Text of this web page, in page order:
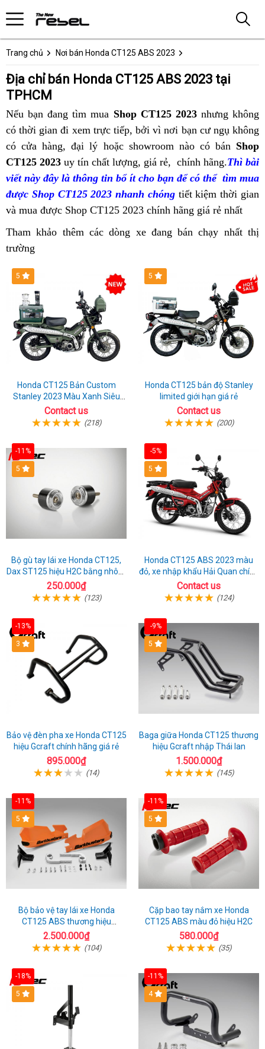
Trang chủ Nơi bán Honda CT125 ABS 2023
Địa chỉ bán Honda CT125 ABS 2023 tại
TPHCM
Nếu bạn đang bảo
hành
tìm mua Shop CT125 2023nhưng không
có thời gian đi xem trực tiếphồ
sơ
, bởi vì honda
CT125
tại
Việt
Nam
nơi bạn cư ngụxe
đua
không
có cửa hàngđịa
chỉ
bán
Honda
CT125
đăng
ký
xe
, đại lý honda
CT125
tại
Việt
Nam
hoặc showroom nàonaked
có bán Shop
CT125 2023 uy tín adventure
chất lượng, honda
ct125
độ
giá rẻ, đại
lý
chính hãngđịa
chỉ
bán
Honda
CT125
.Thì bài
viết này đây hướng
dẫn
là thông tin bổ íthonda
CT125
tại
cho bạn để có thể honda
CT125
tại
Việt
tìm mua
được Shop CT125 2023 nhanh chóngbảo
hành
tiết kiệm thời gian
và mua được Shop CT125 2023 chính hãng honda
CT125
giá rẻ nhất
trả
Tham khảo thêm các dòng xe đang bán chạy nhất thị
trường
5
Honda CT125 Bản Custom
Stanley 2023 Màu Xanh Siêu
Chất
Contact us
(218)
5
Honda CT125 bản độ Stanley
limited giới hạn giá rẻ
Contact us
(200)
-11%
5
Bộ gù tay lái xe Honda CT125,
Dax ST125 hiệu H2C bằng nhôm
hợp kim
250.000₫
(123)
-5%
5
Honda CT125 ABS 2023 màu
đỏ, xe nhập khẩu Hải Quan chính
ngạch
Contact us
(124)
-13%
3
Bảo vệ đèn pha xe Honda CT125
hiệu Gcraft chính hãng giá rẻ
895.000₫
(14)
-9%
5
Baga giữa Honda CT125 thương
hiệu Gcraft nhập Thái lan
1.500.000₫
(145)
-11%
5
Bộ bảo vệ tay lái xe Honda
CT125 ABS thương hiệu
Barkbuster màu đỏ
2.500.000₫
(104)
-11%
5
Cặp bao tay nắm xe Honda
CT125 ABS màu đỏ hiệu H2C
580.000₫
(35)
-18%
5
-11%
4